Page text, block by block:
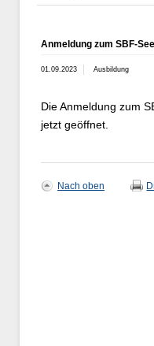
Anmeldung zum SBF-
01.09.2023 Ausbildung
Die Anmeldung zum
jetzt geöffnet.
Nach oben